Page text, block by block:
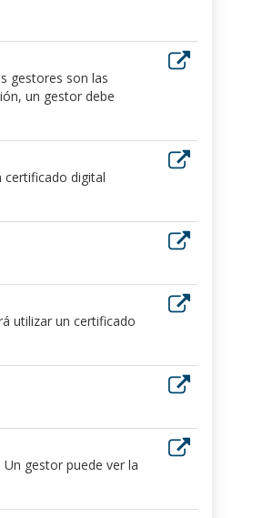
gestores son las
un gestor debe
certificado digital
utilizar un certificado
gestor puede ver la